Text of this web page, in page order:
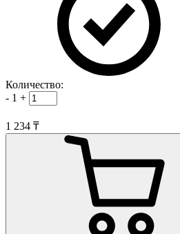
Количество:
- 1 +
1 234 ₸